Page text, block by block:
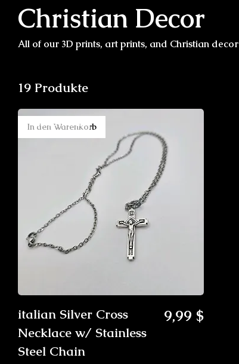
Christian Decor
All of our 3D prints, art prints, and Christian decor
19 Produkte
In den Warenkorb
New Arrival
italian Silver Cross
Necklace w/ Stainless
Steel Chain
Preis
9,99 $